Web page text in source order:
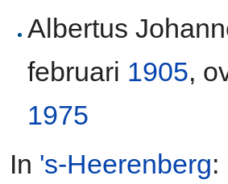
Albertus
februari 1905,
1975
In 's-Heerenberg: